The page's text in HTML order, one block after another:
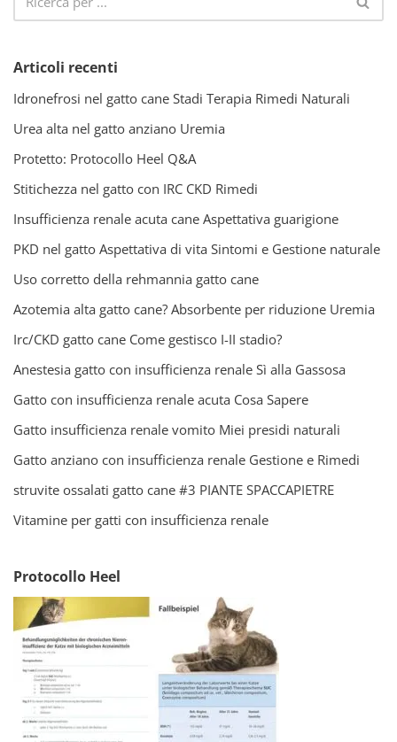
Articoli recenti
Idronefrosi nel gatto cane Stadi Terapia Rimedi Naturali
Urea alta nel gatto anziano Uremia
Protetto: Protocollo Heel Q&A
Stitichezza nel gatto con IRC CKD Rimedi
Insufficienza renale acuta cane Aspettativa guarigione
PKD nel gatto Aspettativa di vita Sintomi e Gestione naturale
Uso corretto della rehmannia gatto cane
Azotemia alta gatto cane? Absorbente per riduzione Uremia
Irc/CKD gatto cane Come gestisco I-II stadio?
Anestesia gatto con insufficienza renale Sì alla Gassosa
Gatto con insufficienza renale acuta Cosa Sapere
Gatto insufficienza renale vomito Miei presidi naturali
Gatto anziano con insufficienza renale Gestione e Rimedi
struvite ossalati gatto cane #3 PIANTE SPACCAPIETRE
Vitamine per gatti con insufficienza renale
Protocollo Heel